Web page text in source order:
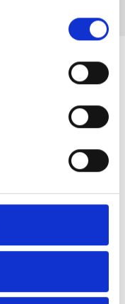
får behandla dina
ditt samtycke
hittar information om
stickmönster och
och miljö. Vi är
Danmark